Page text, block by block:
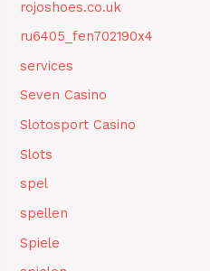
rojoshoes.co.uk
ru6405_fen702190x4
services
Seven Casino
Slotosport Casino
Slots
spel
spellen
Spiele